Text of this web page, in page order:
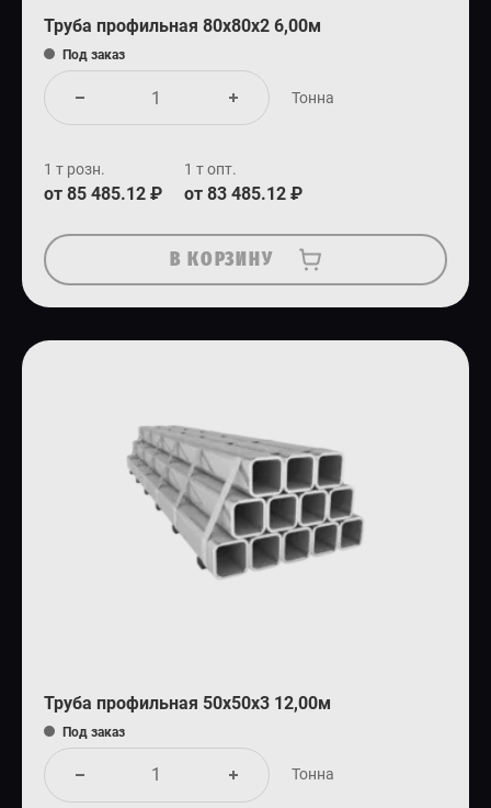
Труба профильная 80х80х2 6,00м
Под заказ
Тонна
1 т розн.
от 85 485.12 ₽
1 т опт.
от 83 485.12 ₽
В КОРЗИНУ
Труба профильная 50х50х3 12,00м
Под заказ
Тонна